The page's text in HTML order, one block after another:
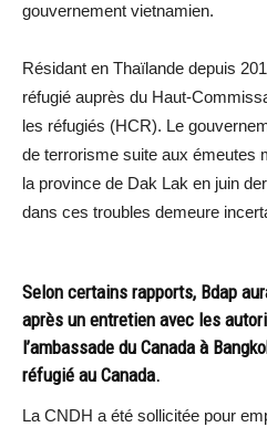
gouvernement vietnamien.
Résidant en Thaïlande depuis
réfugié auprès du Haut-
les réfugiés (HCR). Le
de terrorisme suite aux émeutes
la province de Dak Lak en juin
dans ces troubles demeure
Selon certains rapports, Bdap
après un entretien avec les
l’ambassade du Canada à
réfugié au Canada.
La CNDH a été sollicitée pour